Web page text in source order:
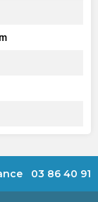
03 86 40 91